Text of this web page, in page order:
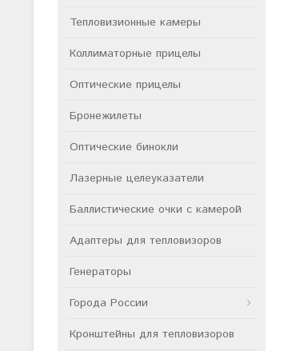
Тепловизионные камеры
Коллиматорные прицелы
Оптические прицелы
Бронежилеты
Оптические бинокли
Лазерные целеуказатели
Баллистические очки с камерой
Адаптеры для тепловизоров
Генераторы
Города России
Кронштейны для тепловизоров